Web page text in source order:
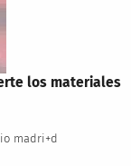
los materiales
madri+d